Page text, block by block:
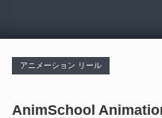
アニメーション リール
AnimSchool